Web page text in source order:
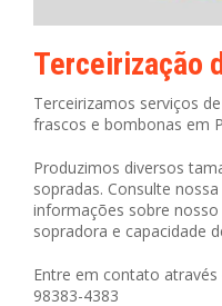
Terceirização
Terceirizamos serviços
frascos e bombonas em
Produzimos diversos
sopradas. Consulte
informações sobre
sopradora e capacidade
Entre em contato
98383-4383